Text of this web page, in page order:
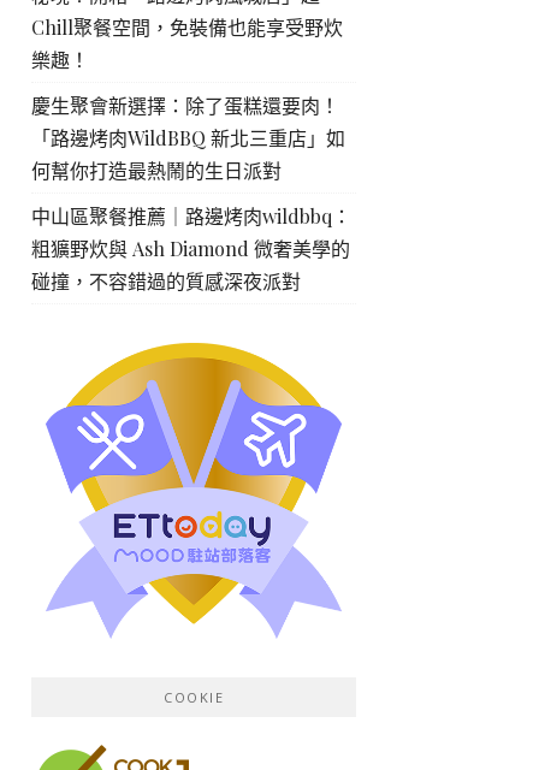
Chill聚餐空間，免裝備也能享受野炊
樂趣！
慶生聚會新選擇：除了蛋糕還要肉！
「路邊烤肉WildBBQ 新北三重店」如
何幫你打造最熱鬧的生日派對
中山區聚餐推薦｜路邊烤肉wildbbq：
粗獷野炊與 Ash Diamond 微奢美學的
碰撞，不容錯過的質感深夜派對
COOKIE